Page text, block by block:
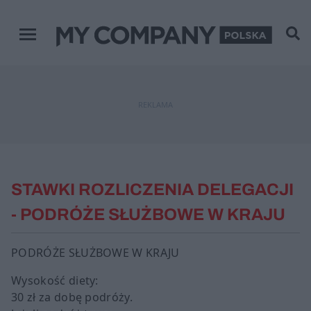
Menu główne
STAWKI ROZLICZENIA DELEGACJI
- PODRÓŻE SŁUŻBOWE W KRAJU
PODRÓŻE SŁUŻBOWE W KRAJU
Wysokość diety:
30 zł za dobę podróży.